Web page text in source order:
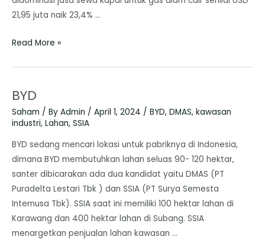
21,95 juta naik 23,4% …
Read More »
BYD
Saham / By Admin / April 1, 2024 / BYD, DMAS, kawasan
industri, Lahan, SSIA
BYD sedang mencari lokasi untuk pabriknya di Indonesia,
dimana BYD membutuhkan lahan seluas 90- 120 hektar,
santer dibicarakan ada dua kandidat yaitu DMAS (PT
Puradelta Lestari Tbk ) dan SSIA (PT Surya Semesta
Internusa Tbk). SSIA saat ini memiliki 100 hektar lahan di
Karawang dan 400 hektar lahan di Subang. SSIA
menargetkan penjualan lahan kawasan …